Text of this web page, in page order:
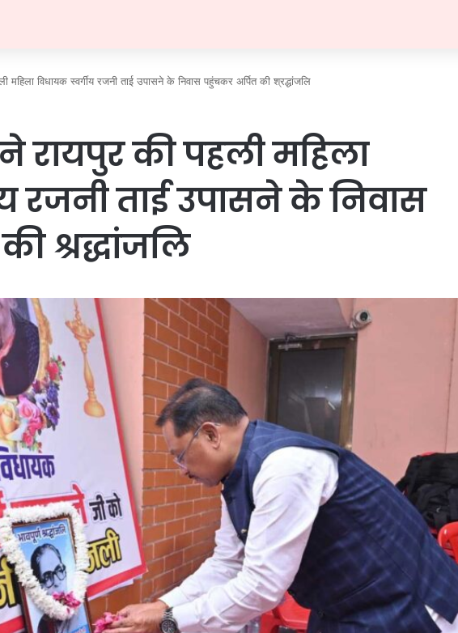
महिला विधायक स्वर्गीय रजनी ताई उपासने के निवास पहुंचकर अर्पित की श्रद्धांजलि
रायपुर की पहली महिला
रजनी ताई उपासने के निवास
श्रद्धांजलि